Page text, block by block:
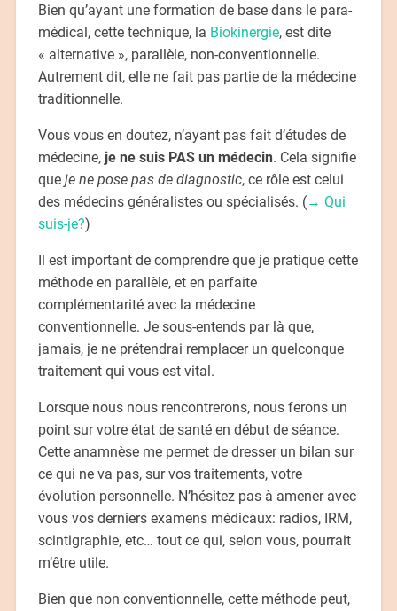
Bien qu’ayant une formation de base dans le para-
médical, cette technique, la Biokinergie, est dite
« alternative », parallèle, non-conventionnelle.
Autrement dit, elle ne fait pas partie de la médecine
traditionnelle.
Vous vous en doutez, n’ayant pas fait d’études de
médecine, je ne suis PAS un médecin. Cela signifie
queje ne pose pas de diagnostic, ce rôle est celui
des médecins généralistes ou spécialisés. (→ Qui
suis-je?)
Il est important de comprendre que je pratique cette
méthode en parallèle, et en parfaite
complémentarité avec la médecine
conventionnelle. Je sous-entends par là que,
jamais, je ne prétendrai remplacer un quelconque
traitement qui vous est vital.
Lorsque nous nous rencontrerons, nous ferons un
point sur votre état de santé en début de séance.
Cette anamnèse me permet de dresser un bilan sur
ce qui ne va pas, sur vos traitements, votre
évolution personnelle. N’hésitez pas à amener avec
vous vos derniers examens médicaux: radios, IRM,
scintigraphie, etc… tout ce qui, selon vous, pourrait
m’être utile.
Bien que non conventionnelle, cette méthode peut,